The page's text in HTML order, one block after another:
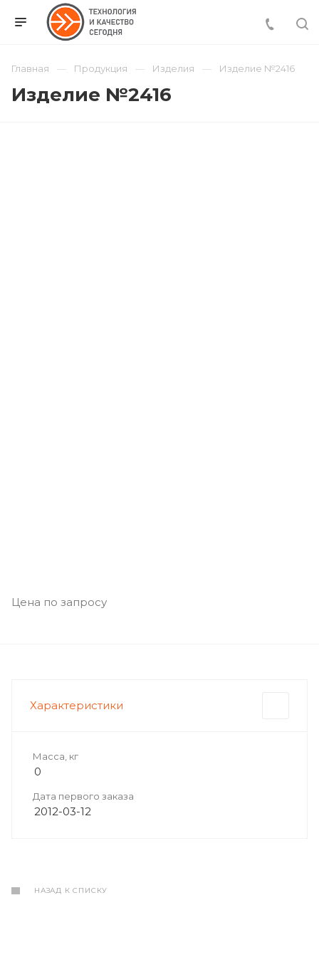
Главная Продукция Изделия Изделие №2416
Изделие №2416
Цена по запросу
Характеристики
Масса, кг
0
Дата первого заказа
2012-03-12
НАЗАД К СПИСКУ